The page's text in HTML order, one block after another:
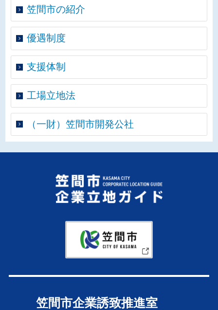
笠間市の紹介
優遇制度
支援体制
工場立地法
（一財）笠間市開発公社
笠間市企業誘致推進室